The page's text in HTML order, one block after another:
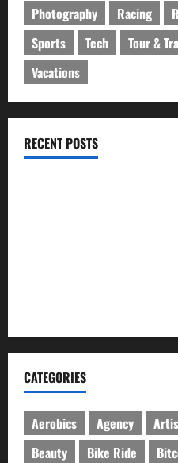
Photography
Racing
Sports
Tech Tour &
Vacations
RECENT POSTS
CATEGORIES
Aerobics Agency
Beauty
Bike Ride